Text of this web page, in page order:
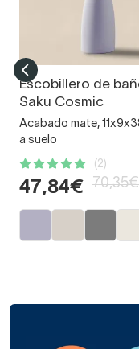
Escobillero de
Saku Cosmic
Acabado mate,
a suelo
(2)
47,84€ 70,35€